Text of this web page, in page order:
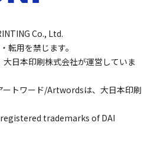
Co., Ltd.
転用を禁じます。
日本印刷株式会社が運営していま
トワード/Artwordsは、大日本印刷
trademarks of DAI